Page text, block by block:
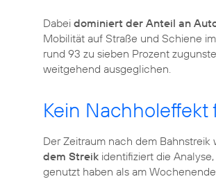
Dabei dominiert der Anteil an
Mobilität auf Straße und Schiene
rund 93 zu sieben Prozent
weitgehend ausgeglichen.
Kein
Der Zeitraum nach dem Bahnstreik
dem Streik identifiziert die
genutzt haben als am